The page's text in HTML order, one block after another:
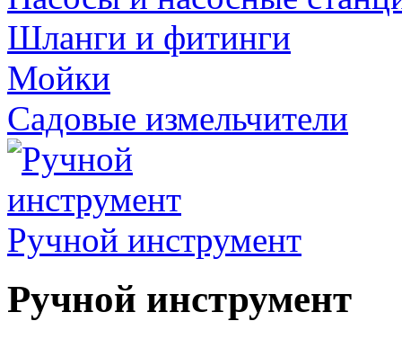
Шланги и фитинги
Мойки
Садовые измельчители
Ручной инструмент
Ручной инструмент